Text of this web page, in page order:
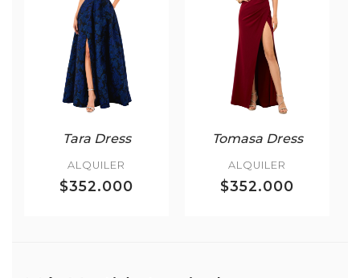
Tara Dress
ALQUILER
$352.000
Tomasa Dress
ALQUILER
$352.000